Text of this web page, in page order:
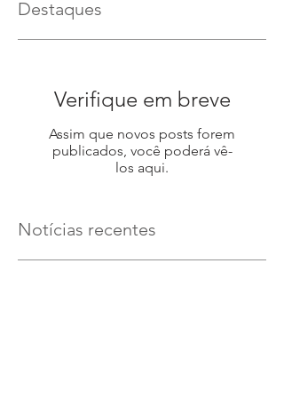
Destaques
Verifique em breve
Assim que novos posts forem
publicados, você poderá vê-
los aqui.
Notícias recentes